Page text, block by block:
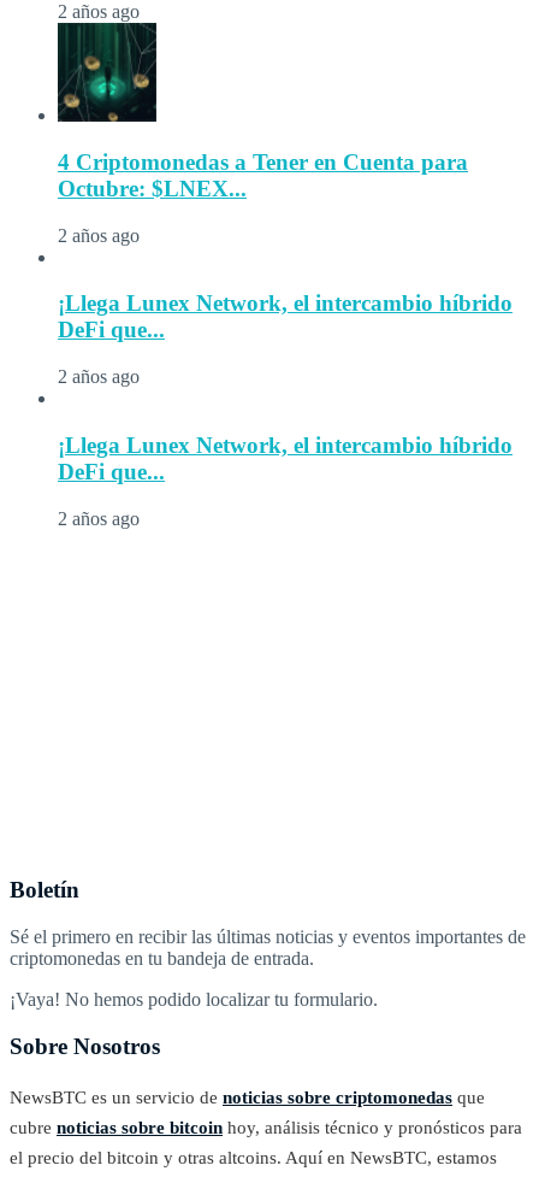
2 años ago
4 Criptomonedas a Tener en Cuenta para
Octubre: $LNEX...
2 años ago
¡Llega Lunex Network, el intercambio híbrido
DeFi que...
2 años ago
¡Llega Lunex Network, el intercambio híbrido
DeFi que...
2 años ago
Boletín
Sé el primero en recibir las últimas noticias y eventos importantes de
criptomonedas en tu bandeja de entrada.
¡Vaya! No hemos podido localizar tu formulario.
Sobre Nosotros
NewsBTC es un servicio de noticias sobre criptomonedas que
cubre noticias sobre bitcoin hoy, análisis técnico y pronósticos para
el precio del bitcoin y otras altcoins. Aquí en NewsBTC, estamos